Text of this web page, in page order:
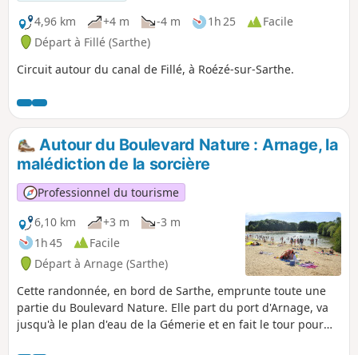
4,96 km
+4 m -4 m 1h 25
Facile
Départ à Fillé (Sarthe)
Circuit autour du canal de Fillé, à Roézé-sur-Sarthe.
Autour du Boulevard Nature : Arnage, la
malédiction de la sorcière
Professionnel du tourisme
6,10 km
+3 m
-3 m
1h 45
Facile
Départ à Arnage (Sarthe)
Cette randonnée, en bord de Sarthe, emprunte toute une
partie du Boulevard Nature. Elle part du port d'Arnage, va
jusqu'à le plan d'eau de la Gémerie et en fait le tour pour